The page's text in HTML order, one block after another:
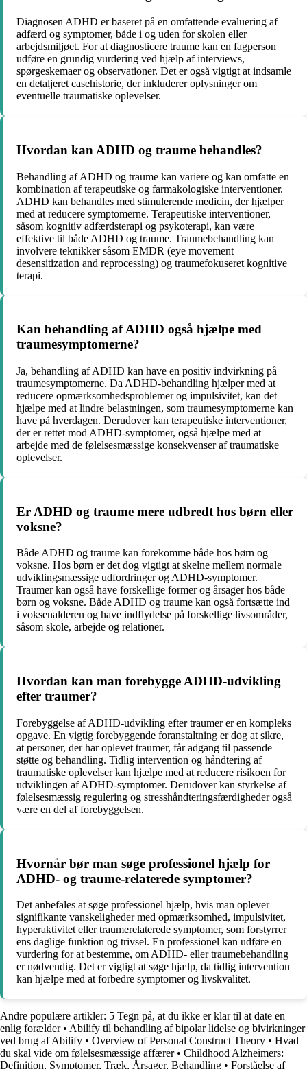
Diagnosen ADHD er baseret på en omfattende evaluering af
adfærd og symptomer, både i og uden for skolen eller
arbejdsmiljøet. For at diagnosticere traume kan en fagperson
udføre en grundig vurdering ved hjælp af interviews,
spørgeskemaer og observationer. Det er også vigtigt at indsamle
en detaljeret casehistorie, der inkluderer oplysninger om
eventuelle traumatiske oplevelser.
Hvordan kan ADHD og traume behandles?
Behandling af ADHD og traume kan variere og kan omfatte en
kombination af terapeutiske og farmakologiske interventioner.
ADHD kan behandles med stimulerende medicin, der hjælper
med at reducere symptomerne. Terapeutiske interventioner,
såsom kognitiv adfærdsterapi og psykoterapi, kan være
effektive til både ADHD og traume. Traumebehandling kan
involvere teknikker såsom EMDR (eye movement
desensitization and reprocessing) og traumefokuseret kognitive
terapi.
Kan behandling af ADHD også hjælpe med
traumesymptomerne?
Ja, behandling af ADHD kan have en positiv indvirkning på
traumesymptomerne. Da ADHD-behandling hjælper med at
reducere opmærksomhedsproblemer og impulsivitet, kan det
hjælpe med at lindre belastningen, som traumesymptomerne kan
have på hverdagen. Derudover kan terapeutiske interventioner,
der er rettet mod ADHD-symptomer, også hjælpe med at
arbejde med de følelsesmæssige konsekvenser af traumatiske
oplevelser.
Er ADHD og traume mere udbredt hos børn eller
voksne?
Både ADHD og traume kan forekomme både hos børn og
voksne. Hos børn er det dog vigtigt at skelne mellem normale
udviklingsmæssige udfordringer og ADHD-symptomer.
Traumer kan også have forskellige former og årsager hos både
børn og voksne. Både ADHD og traume kan også fortsætte ind
i voksenalderen og have indflydelse på forskellige livsområder,
såsom skole, arbejde og relationer.
Hvordan kan man forebygge ADHD-udvikling
efter traumer?
Forebyggelse af ADHD-udvikling efter traumer er en kompleks
opgave. En vigtig forebyggende foranstaltning er dog at sikre,
at personer, der har oplevet traumer, får adgang til passende
støtte og behandling. Tidlig intervention og håndtering af
traumatiske oplevelser kan hjælpe med at reducere risikoen for
udviklingen af ADHD-symptomer. Derudover kan styrkelse af
følelsesmæssig regulering og stresshåndteringsfærdigheder også
være en del af forebyggelsen.
Hvornår bør man søge professionel hjælp for
ADHD- og traume-relaterede symptomer?
Det anbefales at søge professionel hjælp, hvis man oplever
signifikante vanskeligheder med opmærksomhed, impulsivitet,
hyperaktivitet eller traumerelaterede symptomer, som forstyrrer
ens daglige funktion og trivsel. En professionel kan udføre en
vurdering for at bestemme, om ADHD- eller traumebehandling
er nødvendig. Det er vigtigt at søge hjælp, da tidlig intervention
kan hjælpe med at forbedre symptomer og livskvalitet.
Andre populære artikler: 5 Tegn på, at du ikke er klar til at date en
enlig forælder• Abilify til behandling af bipolar lidelse og bivirkninger
ved brug af Abilify • Overview of Personal Construct Theory • Hvad
du skal vide om følelsesmæssige affærer• Childhood Alzheimers:
Definition, Symptomer, Træk, Årsager, Behandling • Forståelse af